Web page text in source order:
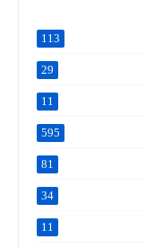
113
29
11
595
81
34
11